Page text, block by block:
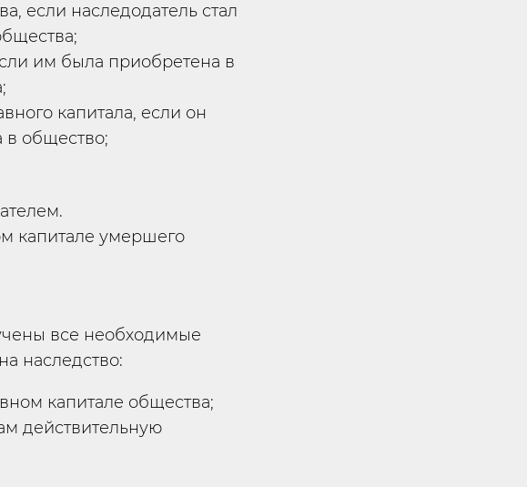
если наследодатель стал
им была приобретена в
капитала, если он
в общество;
капитале умершего
все необходимые
наследство:
капитале общества;
действительную